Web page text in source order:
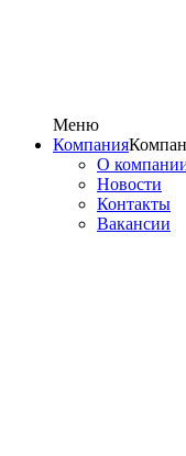
Меню
Компания
О
Новости
Контакты
Вакансии